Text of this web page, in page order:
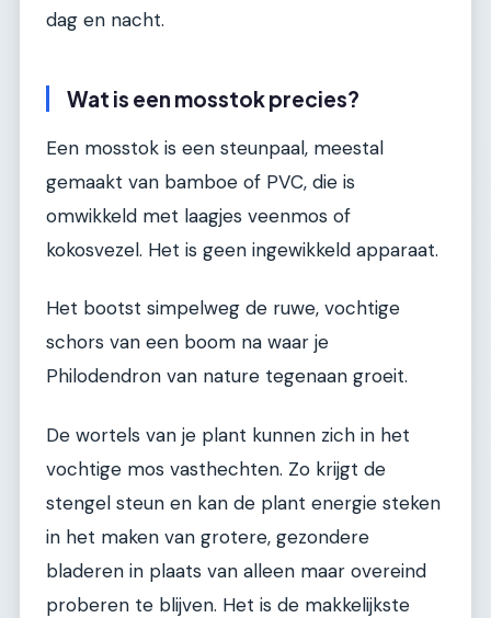
dag en nacht.
Wat is een mosstok precies?
Een mosstok is een steunpaal, meestal
gemaakt van bamboe of PVC, die is
omwikkeld met laagjes veenmos of
kokosvezel. Het is geen ingewikkeld apparaat.
Het bootst simpelweg de ruwe, vochtige
schors van een boom na waar je
Philodendron van nature tegenaan groeit.
De wortels van je plant kunnen zich in het
vochtige mos vasthechten. Zo krijgt de
stengel steun en kan de plant energie steken
in het maken van grotere, gezondere
bladeren in plaats van alleen maar overeind
proberen te blijven. Het is de makkelijkste